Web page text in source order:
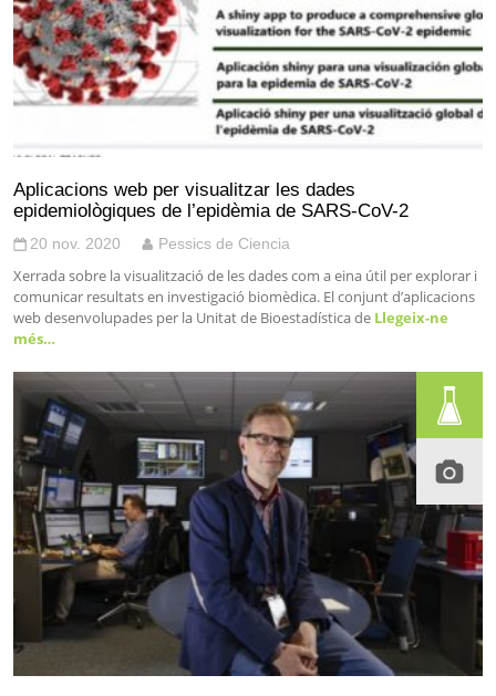
Aplicacions web per visualitzar les dades
epidemiològiques de l’epidèmia de SARS-CoV-2
20 nov. 2020 Pessics de Ciencia
Xerrada sobre la visualització de les dades com a eina útil per explorar i
comunicar resultats en investigació biomèdica. El conjunt d’aplicacions
web desenvolupades per la Unitat de Bioestadística de Llegeix-ne
més…